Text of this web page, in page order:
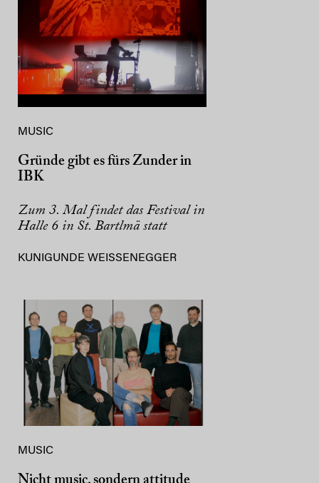
MUSIC
Gründe gibt es fürs Zunder in
IBK
Zum 3. Mal findet das Festival in
Halle 6 in St. Bartlmä statt
KUNIGUNDE WEISSENEGGER
MUSIC